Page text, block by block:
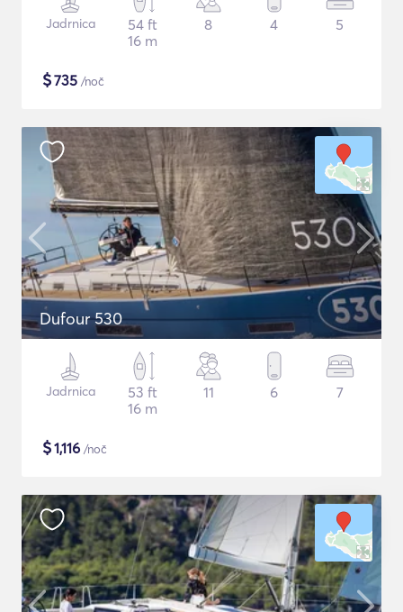
Jadrnica
54 ft
16 m
8 4 5
$735 /noč
Dufour 530
Jadrnica
53 ft
16 m
11 6 7
$1,116 /noč